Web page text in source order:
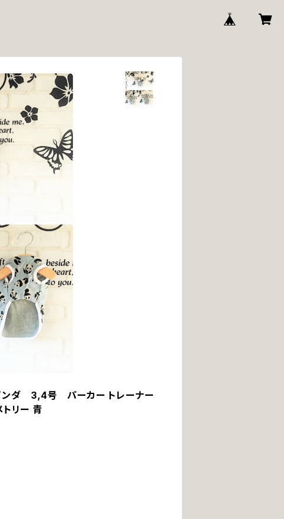
3,4号 パーカー トレーナー
リー 青